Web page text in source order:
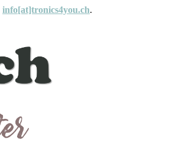
info[at]tronics4you.ch.